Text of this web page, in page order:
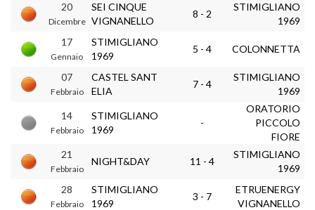
20
Dicembre
SEI CINQUE
VIGNANELLO
8 - 2
STIMIGLIANO
1969
17
Gennaio
STIMIGLIANO
1969
5 - 4 COLONNETTA
07
Febbraio
CASTEL SANT
ELIA
7 - 4
STIMIGLIANO
1969
14
Febbraio
STIMIGLIANO
1969
-
ORATORIO
PICCOLO
FIORE
21
Febbraio
NIGHT&DAY 11 - 4
STIMIGLIANO
1969
28
Febbraio
STIMIGLIANO
1969
3 - 7
ETRUENERGY
VIGNANELLO